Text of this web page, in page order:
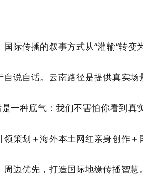
国际传播的叙事方式从“灌输“转变为
自说自话。云南路径是提供真实场
一种底气：我们不害怕你看到真
领策划＋海外本土网红亲身创作＋
周边优先，打造国际地缘传播智慧。